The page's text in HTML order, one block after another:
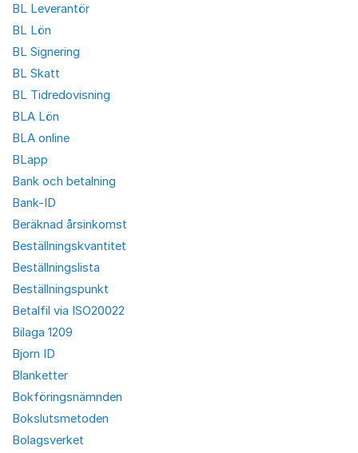
BL Leverantör
BL Lön
BL Signering
BL Skatt
BL Tidredovisning
BLA Lön
BLA online
BLapp
Bank och betalning
Bank-ID
Beräknad årsinkomst
Beställningskvantitet
Beställningslista
Beställningspunkt
Betalfil via ISO20022
Bilaga 1209
Bjorn ID
Blanketter
Bokföringsnämnden
Bokslutsmetoden
Bolagsverket